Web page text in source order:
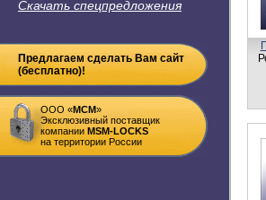
Скачать спецпредложения
Предлагаем сделать Вам сайт
(бесплатно)!
ООО «MСM»
Эксклюзивный поставщик
компании MSM-LOCKS
на территории России